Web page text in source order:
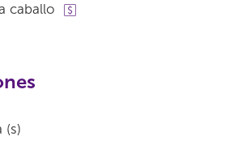
caballo
(s)